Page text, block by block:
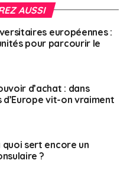
à des fins
les incitations
fins d’apprentissage
social et plus
et l’associer
d’apprentissage
toutes les langues
AUSSI
européennes :
pour parcourir le
d’achat : dans
d’Europe vit-on vraiment
quoi sert encore un
?